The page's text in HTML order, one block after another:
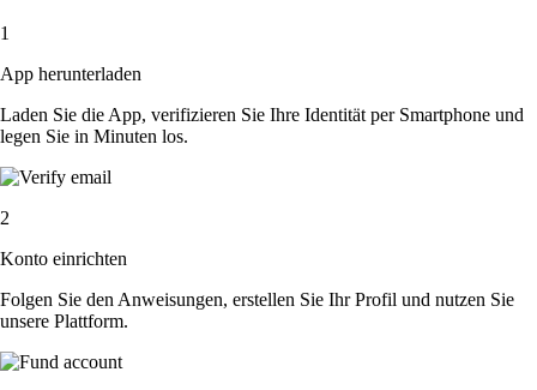
1
App herunterladen
Laden Sie die App, verifizieren Sie Ihre Identität per Smartphone und
legen Sie in Minuten los.
2
Konto einrichten
Folgen Sie den Anweisungen, erstellen Sie Ihr Profil und nutzen Sie
unsere Plattform.